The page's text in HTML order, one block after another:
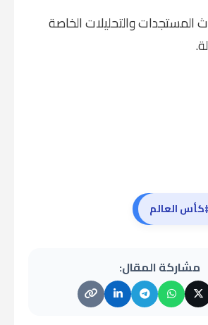
المستجدات والتحليلات الخاصة
كأس العالم
مشاركة المقال: